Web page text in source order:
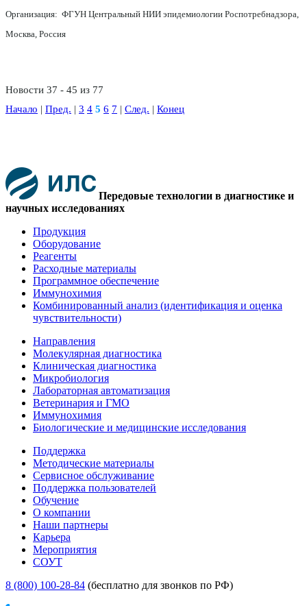
Организация: ФГУН Центральный НИИ эпидемиологии Роспотребнадзора,
Москва, Россия
Новости 37 - 45 из 77
Начало | Пред. | 3 4 5 6 7 | След. | Конец
Передовые технологии в диагностике и
научных исследованиях
Продукция
Оборудование
Реагенты
Расходные материалы
Программное обеспечение
Иммунохимия
Комбинированный анализ (идентификация и оценка
чувствительности)
Направления
Молекулярная диагностика
Клиническая диагностика
Микробиология
Лабораторная автоматизация
Ветеринария и ГМО
Иммунохимия
Биологические и медицинские исследования
Поддержка
Методические материалы
Сервисное обслуживание
Поддержка пользователей
Обучение
О компании
Наши партнеры
Карьера
Мероприятия
СОУТ
8 (800) 100-28-84 (бесплатно для звонков по РФ)